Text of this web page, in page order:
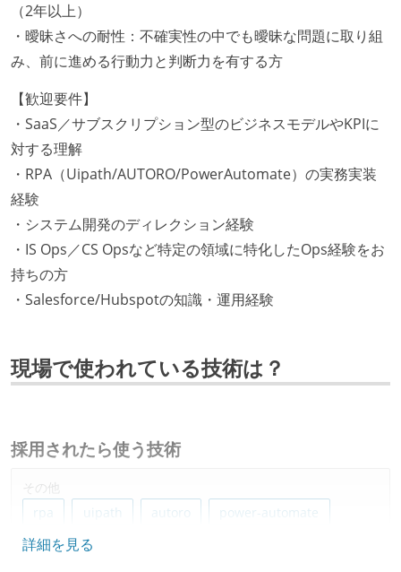
（2年以上）
・曖昧さへの耐性：不確実性の中でも曖昧な問題に取り組
み、前に進める行動力と判断力を有する方
【歓迎要件】
・SaaS／サブスクリプション型のビジネスモデルやKPIに
対する理解
・RPA（Uipath/AUTORO/PowerAutomate）の実務実装
経験
・システム開発のディレクション経験
・IS Ops／CS Opsなど特定の領域に特化したOps経験をお
持ちの方
・Salesforce/Hubspotの知識・運用経験
現場で使われている技術は？
採用されたら使う技術
その他
rpa
uipath autoro
power-automate
salesforce
詳細を見る